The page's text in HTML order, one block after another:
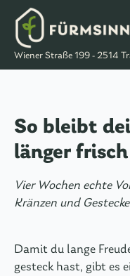
Skip
to
Wiener Straße 199 - 2514
So bleibt
länger frisch
Vier Wochen echte
Kränzen und
Damit du lange
gesteck hast, gibt es